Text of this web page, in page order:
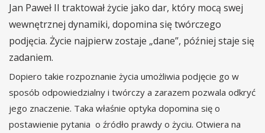
Jan Paweł II traktował życie jako dar, który mocą swej
wewnętrznej dynamiki, dopomina się twórczego
podjęcia. Życie najpierw zostaje „dane”, później staje się
zadaniem.
Dopiero takie rozpoznanie życia umożliwia podjęcie go w
sposób odpowiedzialny i twórczy a zarazem pozwala odkryć
jego znaczenie. Taka właśnie optyka dopomina się o
postawienie pytania o źródło prawdy o życiu. Otwiera na